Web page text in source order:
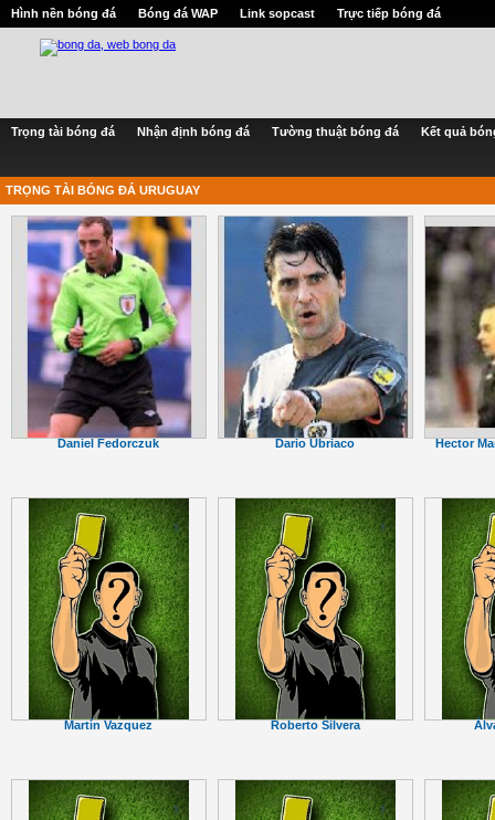
Hình nền bóng đá Bóng đá WAP Link sopcast Trực tiếp bóng đá
Trọng tài bóng đá Nhận định bóng đá Tường thuật bóng đá Kết quả
TRỌNG TÀI BÓNG ĐÁ URUGUAY
Daniel Fedorczuk Dario Ubriaco Hector
Martín Vazquez Roberto Silvera